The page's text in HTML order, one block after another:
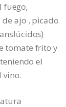
fuego,
ajo , picado
tomate frito y
el
vino.